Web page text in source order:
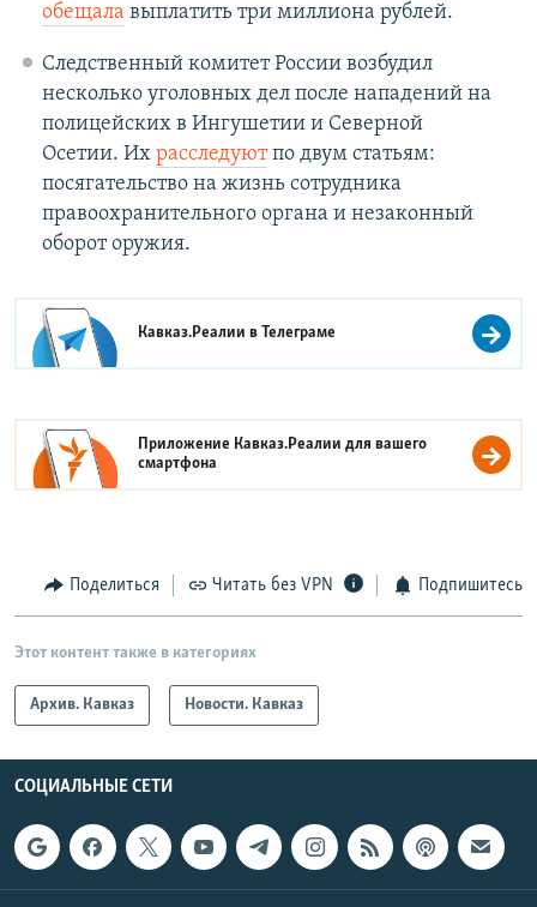
обещала выплатить три миллиона рублей.
Следственный комитет России возбудил
несколько уголовных дел после нападений на
полицейских в Ингушетии и Северной
Осетии. Их расследуютпо двум статьям:
посягательство на жизнь сотрудника
правоохранительного органа и незаконный
оборот оружия.
Кавказ.Реалии вТелеграме
Приложение Кавказ.Реалии для вашего
смартфона
Поделиться Читать без VPN Подпишитесь
Этот контент также в категориях
Архив. Кавказ Новости. Кавказ
СОЦИАЛЬНЫЕ СЕТИ